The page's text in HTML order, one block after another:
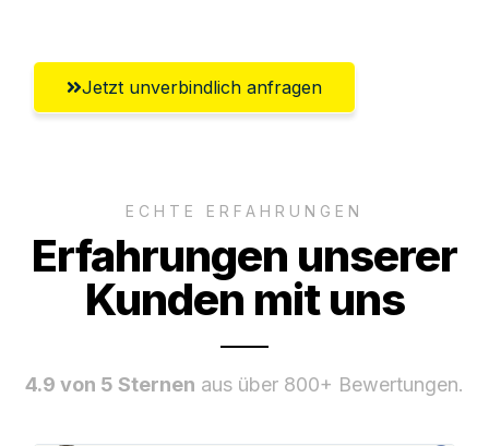
Jetzt unverbindlich anfragen
ECHTE ERFAHRUNGEN
Erfahrungen unserer
Kunden mit uns
4.9 von 5 Sternen aus über 800+ Bewertungen.